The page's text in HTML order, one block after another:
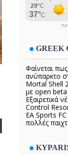
GREEK
Φαίνεται
ανύπαρκτο
Mortal Shell
με open beta
Εξαιρετικά
Control
EA Sports
πολλές